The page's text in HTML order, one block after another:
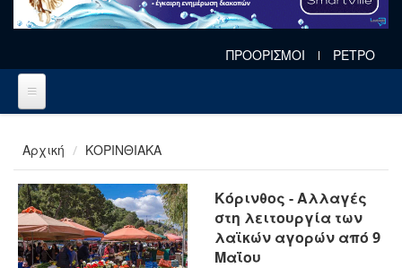
ΠΡΟΟΡΙΣΜΟΙ ΡΕΤΡΟ
Αρχική ΚΟΡΙΝΘΙΑΚΑ
Κόρινθος - Αλλαγές
στη λειτουργία των
λαϊκών αγορών από 9
Μαΐου